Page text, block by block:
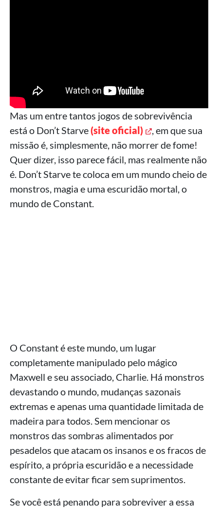
Mas um entre tantos jogos de sobrevivência
está o Don’t Starve(site oficial)
, em que sua
missão é, simplesmente, não morrer de fome!
Quer dizer, isso parece fácil, mas realmente não
é. Don’t Starve te coloca em um mundo cheio de
monstros, magia e uma escuridão mortal, o
mundo de Constant.
O Constant é este mundo, um lugar
completamente manipulado pelo mágico
Maxwell e seu associado, Charlie. Há monstros
devastando o mundo, mudanças sazonais
extremas e apenas uma quantidade limitada de
madeira para todos. Sem mencionar os
monstros das sombras alimentados por
pesadelos que atacam os insanos e os fracos de
espírito, a própria escuridão e a necessidade
constante de evitar ficar sem suprimentos.
Se você está penando para sobreviver a essa